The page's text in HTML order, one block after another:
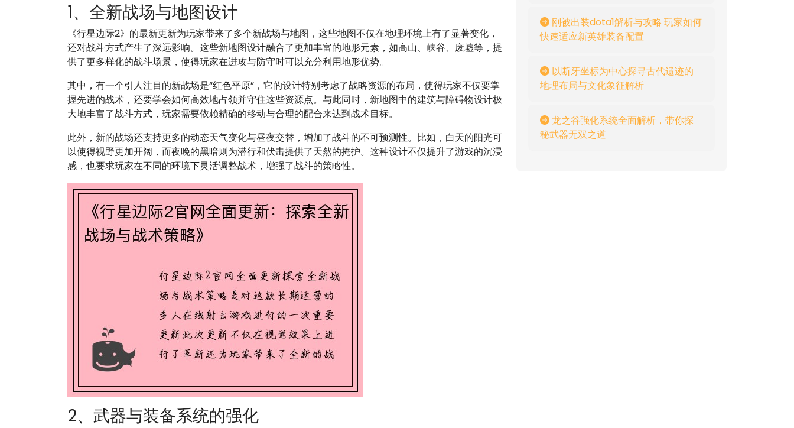
1、全新战场与地图设计
《行星边际2》的最新更新为玩家带来了多个新战场与地图，这些地图不仅在地理环境上有了显著变化，
还对战斗方式产生了深远影响。这些新地图设计融合了更加丰富的地形元素，如高山、峡谷、废墟等，提
供了更多样化的战斗场景，使得玩家在进攻与防守时可以充分利用地形优势。
其中，有一个引人注目的新战场是“红色平原”，它的设计特别考虑了战略资源的布局，使得玩家不仅要掌
握先进的战术，还要学会如何高效地占领并守住这些资源点。与此同时，新地图中的建筑与障碍物设计极
大地丰富了战斗方式，玩家需要依赖精确的移动与合理的配合来达到战术目标。
此外，新的战场还支持更多的动态天气变化与昼夜交替，增加了战斗的不可预测性。比如，白天的阳光可
以使得视野更加开阔，而夜晚的黑暗则为潜行和伏击提供了天然的掩护。这种设计不仅提升了游戏的沉浸
感，也要求玩家在不同的环境下灵活调整战术，增强了战斗的策略性。
2、武器与装备系统的强化
刚被出装dota1解析与攻略 玩家如何
快速适应新英雄装备配置
以断牙坐标为中心探寻古代遗迹的
地理布局与文化象征解析
龙之谷强化系统全面解析，带你探
秘武器无双之道